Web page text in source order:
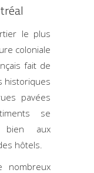
le plus
coloniale
fait de
historiques
pavées
se
bien aux
hôtels.
nombreux